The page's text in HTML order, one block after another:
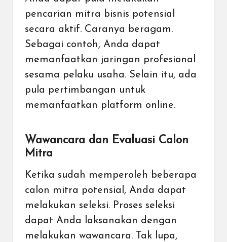
pencarian mitra bisnis potensial
secara aktif. Caranya beragam.
Sebagai contoh, Anda dapat
memanfaatkan jaringan profesional
sesama pelaku usaha. Selain itu, ada
pula pertimbangan untuk
memanfaatkan platform online.
Wawancara dan Evaluasi Calon
Mitra
Ketika sudah memperoleh beberapa
calon mitra potensial, Anda dapat
melakukan seleksi. Proses seleksi
dapat Anda laksanakan dengan
melakukan wawancara. Tak lupa,